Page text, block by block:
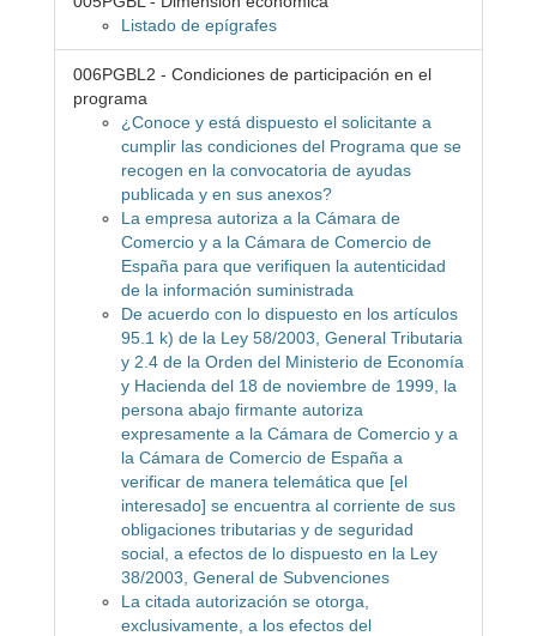
Listado de epígrafes
006PGBL2 - Condiciones de participación en el
programa
¿Conoce y está dispuesto el solicitante a
cumplir las condiciones del Programa que se
recogen en la convocatoria de ayudas
publicada y en sus anexos?
La empresa autoriza a la Cámara de
Comercio y a la Cámara de Comercio de
España para que verifiquen la autenticidad
de la información suministrada
De acuerdo con lo dispuesto en los artículos
95.1 k) de la Ley 58/2003, General Tributaria
y 2.4 de la Orden del Ministerio de Economía
y Hacienda del 18 de noviembre de 1999, la
persona abajo firmante autoriza
expresamente a la Cámara de Comercio y a
la Cámara de Comercio de España a
verificar de manera telemática que [el
interesado] se encuentra al corriente de sus
obligaciones tributarias y de seguridad
social, a efectos de lo dispuesto en la Ley
38/2003, General de Subvenciones
La citada autorización se otorga,
exclusivamente, a los efectos del